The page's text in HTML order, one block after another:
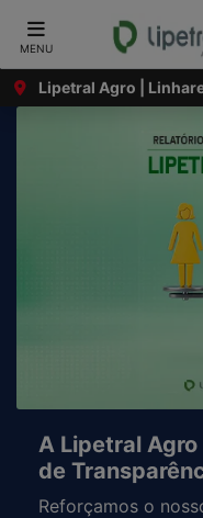
MENU
Lipetral Agro |
A Lipetral
de
Reforçamos o